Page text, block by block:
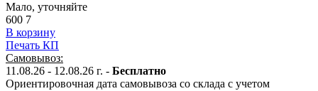
Мало, уточняйте
600 7
В корзину
Печать КП
Самовывоз:
11.08.26 - 12.08.26 г. - Бесплатно
Ориентировочная дата самовывоза со склада с учетом